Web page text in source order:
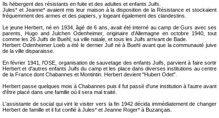
Ils hébergent des résistants en fuite et des adultes et enfants Juifs.
Jules* et Jeanne* avaient mis leur maison à la disposition de la Résistance et stockaient
fréquemment des armes et des papiers, y logeant également des clandestins.
Le jeune Herbert, né en 1934, âgé de 6 ans, avait été interné au camp de Gurs avec ses
parents, Hugo and Julchen Odenheimer, originaire d'Allemagne en octobre 1940, tout
comme les 26 Juifs de Buehl, sa ville natale, et tous les Juifs arrivant de Bade.
Herbert Odenheimer Loeb a été le dernier Juif né à Buehl avant que la communauté juive
de la ville disparaisse.
En février 1941, l'OSE, organisation de sauvetage des enfants Juifs, parvient à faire sortir
Herbert et d'autres enfants Juifs du camp et les place dans diverses institutions au centre
de la France dont Chabannes et Montintin. Herbert devient "Hubert Odet".
Herbert passe quelques mois à Chabannes puis il fut passé d'une institution à l'autre avant
d'être placé dans une famille où il sera mal traité.
L'assistante de social qui vint le visiter vers la fin 1942 décida immédiatement de changer
Herbert de famille et il fut confié à Jules* et Jeanne Roger* à Buzançais.